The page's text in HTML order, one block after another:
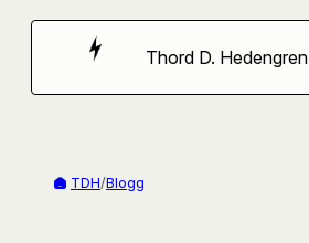
Hoppa
Thord D. Hedengren
TDH/Blogg